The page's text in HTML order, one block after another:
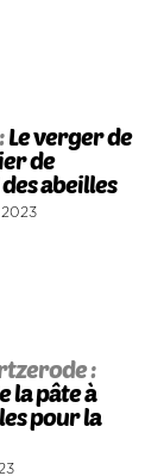
Le verger de
de
abeilles
:
la pâte à
pour la